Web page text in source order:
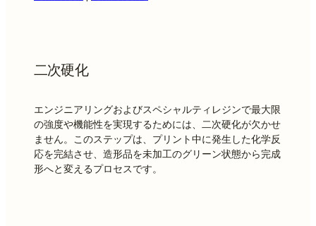
二次硬化
エンジニアリングおよびスペシャルティレジンで最大限
の強度や機能性を実現するためには、二次硬化が欠かせ
ません。このステップは、プリント中に発生した化学反
応を完結させ、造形品を未加工のグリーン状態から完成
形へと変えるプロセスです。